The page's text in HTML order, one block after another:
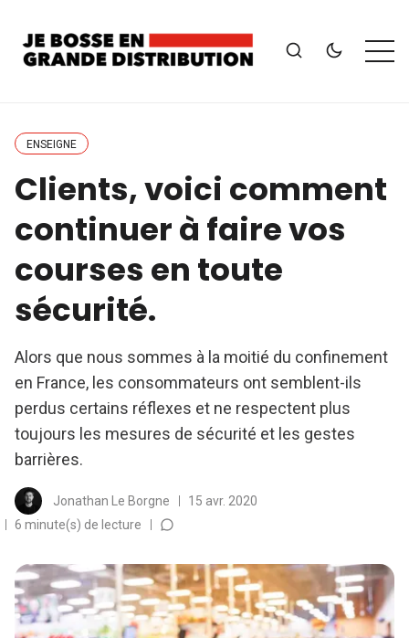
ENSEIGNE
Clients, voici comment
continuer à faire vos
courses en toute
sécurité.
Alors que nous sommes à la moitié du confinement
en France, les consommateurs ont semblent-ils
perdus certains réflexes et ne respectent plus
toujours les mesures de sécurité et les gestes
barrières.
Jonathan Le Borgne
15 avr. 2020
6 minute(s) de lecture